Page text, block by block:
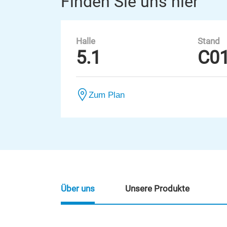
Halle
5.1
Stand
Zum Plan
Über uns Unsere Produkte